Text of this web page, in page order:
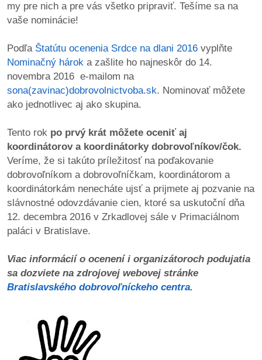
o
nás
podpora
podporte
nás
nás
autorské
zázemie
kontaktujte
nás
my pre nich a pre vás všetko pripraviť. Tešíme sa na
vaše nominácie!
Podľa Štatútu ocenenia Srdce na dlani 2016 vyplňte
Nominačný hárok a zašlite ho najneskôr do 14.
novembra 2016 e-mailom na
sona(zavinac)dobrovolnictvoba.sk. Nominovať môžete
ako jednotlivec aj ako skupina.
Tento rok po prvý krát môžete oceniť aj
koordinátorov a koordinátorky dobrovoľníkov/čok.
Veríme, že si takúto príležitosť na poďakovanie
dobrovoľníkom a dobrovoľníčkam, koordinátorom a
koordinátorkám nenecháte ujsť a prijmete aj pozvanie na
slávnostné odovzdávanie cien, ktoré sa uskutoční dňa
12. decembra 2016 v Zrkadlovej sále v Primaciálnom
paláci v Bratislave.
Viac informácií o ocenení i organizátoroch podujatia
sa dozviete na zdrojovej webovej stránke
Bratislavského dobrovoľníckeho centra.